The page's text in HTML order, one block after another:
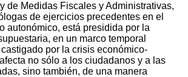
de Medidas Fiscales y Administrativas,
de ejercicios precedentes en el
autonómico, está presidida por la
en un marco temporal
por la crisis económico-
no sólo a los ciudadanos y a las
sino también, de una manera